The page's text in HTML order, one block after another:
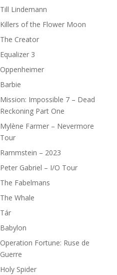
Till Lindemann
Killers of the Flower Moon
The Creator
Equalizer 3
Oppenheimer
Barbie
Mission: Impossible 7 – Dead
Reckoning Part One
Mylène Farmer – Nevermore
Tour
Rammstein – 2023
Peter Gabriel – I/O Tour
The Fabelmans
The Whale
Tár
Babylon
Operation Fortune: Ruse de
Guerre
Holy Spider